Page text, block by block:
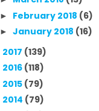
► February 2018 (6)
► January 2018 (16)
2017 (139)
2016 (118)
2015 (79)
2014 (79)